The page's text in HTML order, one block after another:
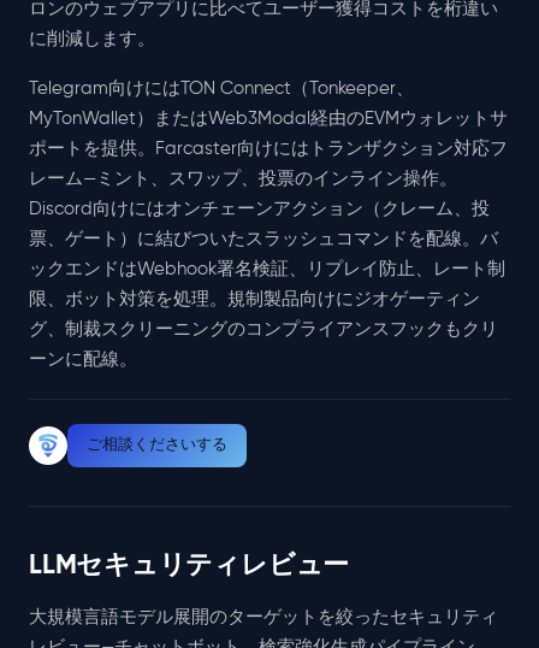
ロンのウェブアプリに比べてユーザー獲得コストを桁違い
に削減します。
Telegram向けにはTON Connect（Tonkeeper、
MyTonWallet）またはWeb3Modal経由のEVMウォレットサ
ポートを提供。Farcaster向けにはトランザクション対応フ
レーム—ミント、スワップ、投票のインライン操作。
Discord向けにはオンチェーンアクション（クレーム、投
票、ゲート）に結びついたスラッシュコマンドを配線。バ
ックエンドはWebhook署名検証、リプレイ防止、レート制
限、ボット対策を処理。規制製品向けにジオゲーティン
グ、制裁スクリーニングのコンプライアンスフックもクリ
ーンに配線。
ご相談くださいする
LLMセキュリティレビュー
大規模言語モデル展開のターゲットを絞ったセキュリティ